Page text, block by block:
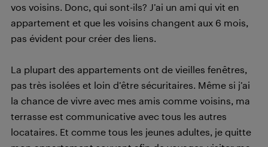
vos voisins. Donc, qui sont-ils? J’ai un ami qui vit en
appartement et que les voisins changent aux 6 mois,
pas évident pour créer des liens.
La plupart des appartements ont de vieilles fenêtres,
pas très isolées et loin d’être sécuritaires. Même si j’ai
la chance de vivre avec mes amis comme voisins, ma
terrasse est communicative avec tous les autres
locataires. Et comme tous les jeunes adultes, je quitte